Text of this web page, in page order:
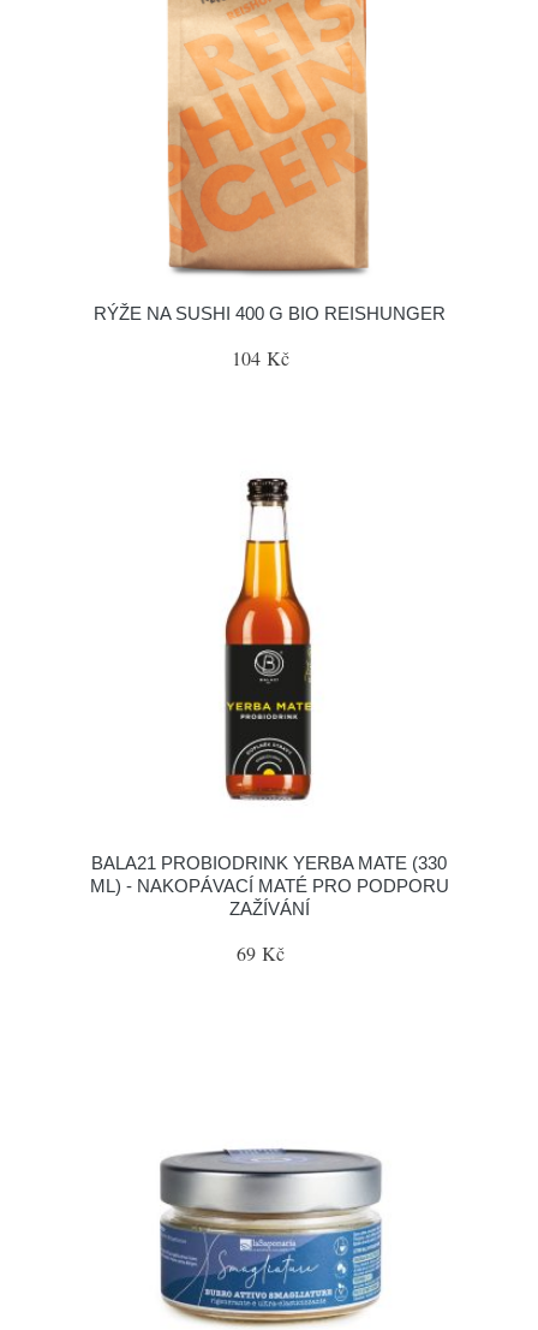
RÝŽE NA SUSHI 400 G BIO REISHUNGER
104 Kč
BALA21 PROBIODRINK YERBA MATE (330
ML) - NAKOPÁVACÍ MATÉ PRO PODPORU
ZAŽÍVÁNÍ
69 Kč